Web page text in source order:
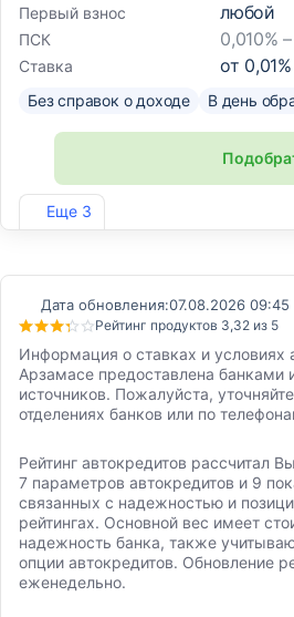
Еще 3
Первый взнос любой
ПСК 0,010%
Ставка от 0,01%
Без справок о доходе В день
Лиц. №2766
Дата обновления:07.08.2026 09:45
Рейтинг продуктов 3,32 из 5
Информация о ставках и условиях
Арзамасе предоставлена банками
источников. Пожалуйста,
отделениях банков или по
Рейтинг автокредитов рассчитал
7 параметров автокредитов и 9
связанных с надежностью и
рейтингах. Основной вес имеет
надежность банка, также
опции автокредитов. Обновление
еженедельно.